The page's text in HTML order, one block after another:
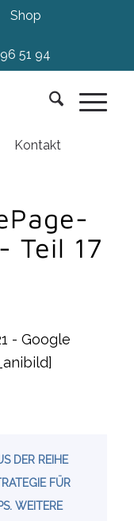
Shop
51 94
Kontakt
Teil 17
- Google
DER REIHE
FÜR
WEITERE